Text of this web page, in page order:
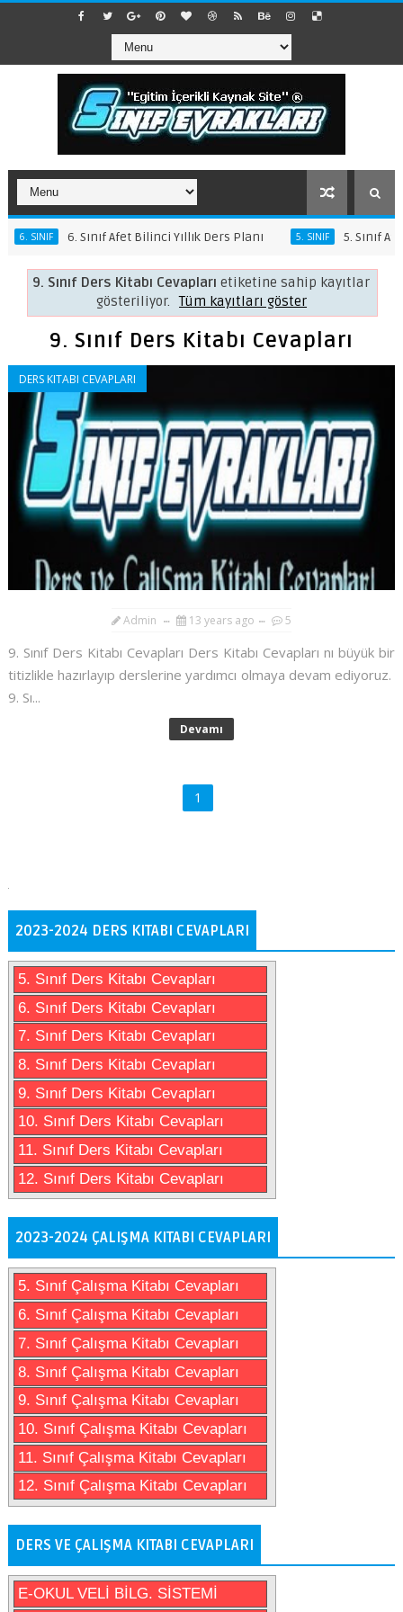
6. SINIF 6. Sınıf Afet Bilinci Yıllık Ders Planı 5. SINIF 5. Sınıf Afet
9. Sınıf Ders Kitabı Cevapları etiketine sahip kayıtlar
gösteriliyor. Tüm kayıtları göster
9. Sınıf Ders Kitabı Cevapları
DERS KITABI CEVAPLARI
Admin 13 years ago 5
9. Sınıf Ders Kitabı Cevapları Ders Kitabı Cevapları nı büyük bir
titizlikle hazırlayıp derslerine yardımcı olmaya devam ediyoruz.
9. Sı...
Devamı
1
2023-2024 DERS KITABI CEVAPLARI
5. Sınıf Ders Kitabı Cevapları
6. Sınıf Ders Kitabı Cevapları
7. Sınıf Ders Kitabı Cevapları
8. Sınıf Ders Kitabı Cevapları
9. Sınıf Ders Kitabı Cevapları
10. Sınıf Ders Kitabı Cevapları
11. Sınıf Ders Kitabı Cevapları
12. Sınıf Ders Kitabı Cevapları
2023-2024 ÇALIŞMA KITABI CEVAPLARI
5. Sınıf Çalışma Kitabı Cevapları
6. Sınıf Çalışma Kitabı Cevapları
7. Sınıf Çalışma Kitabı Cevapları
8. Sınıf Çalışma Kitabı Cevapları
9. Sınıf Çalışma Kitabı Cevapları
10. Sınıf Çalışma Kitabı Cevapları
11. Sınıf Çalışma Kitabı Cevapları
12. Sınıf Çalışma Kitabı Cevapları
DERS VE ÇALIŞMA KITABI CEVAPLARI
E-OKUL VELİ BİLG. SİSTEMİ